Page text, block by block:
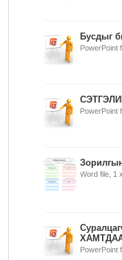
Бусдыг
PowerPoint
PowerPoint
Word file, 1
PowerPoint